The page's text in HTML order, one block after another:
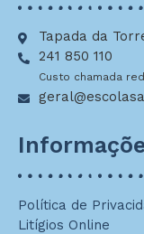
Tapada da
241 850 110
Custo chamada
Política de
Litígios Online